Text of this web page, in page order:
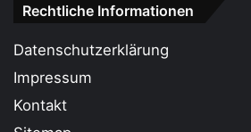
Rechtliche Informationen
Datenschutzerklärung
Impressum
Kontakt